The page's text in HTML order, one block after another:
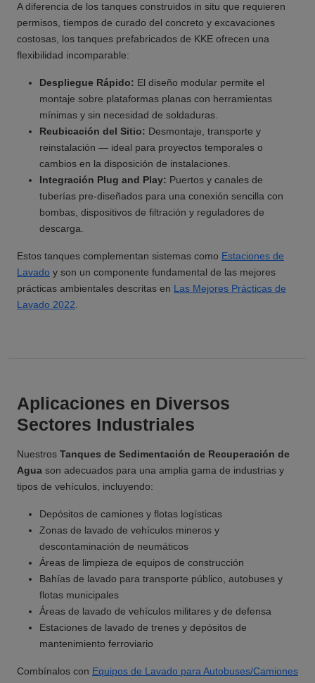
A diferencia de los tanques construidos in situ que requieren
permisos, tiempos de curado del concreto y excavaciones
costosas, los tanques prefabricados de KKE ofrecen una
flexibilidad incomparable:
Despliegue Rápido: El diseño modular permite el
montaje sobre plataformas planas con herramientas
mínimas y sin necesidad de soldaduras.
Reubicación del Sitio: Desmontaje, transporte y
reinstalación — ideal para proyectos temporales o
cambios en la disposición de instalaciones.
Integración Plug and Play: Puertos y canales de
tuberías pre-diseñados para una conexión sencilla con
bombas, dispositivos de filtración y reguladores de
descarga.
Estos tanques complementan sistemas como Estaciones de
Lavado y son un componente fundamental de las mejores
prácticas ambientales descritas en Las Mejores Prácticas de
Lavado 2022
Aplicaciones en Diversos
Sectores Industriales
Nuestros Tanques de Sedimentación de Recuperación de
Agua son adecuados para una amplia gama de industrias y
tipos de vehículos, incluyendo:
Depósitos de camiones y flotas logísticas
Zonas de lavado de vehículos mineros y
descontaminación de neumáticos
Áreas de limpieza de equipos de construcción
Bahías de lavado para transporte público, autobuses y
flotas municipales
Áreas de lavado de vehículos militares y de defensa
Estaciones de lavado de trenes y depósitos de
mantenimiento ferroviario
Combínalos con Equipos de Lavado para Autobuses/Camiones